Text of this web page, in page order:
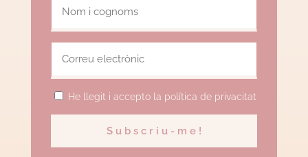
He llegit i accepto la política de privacitat